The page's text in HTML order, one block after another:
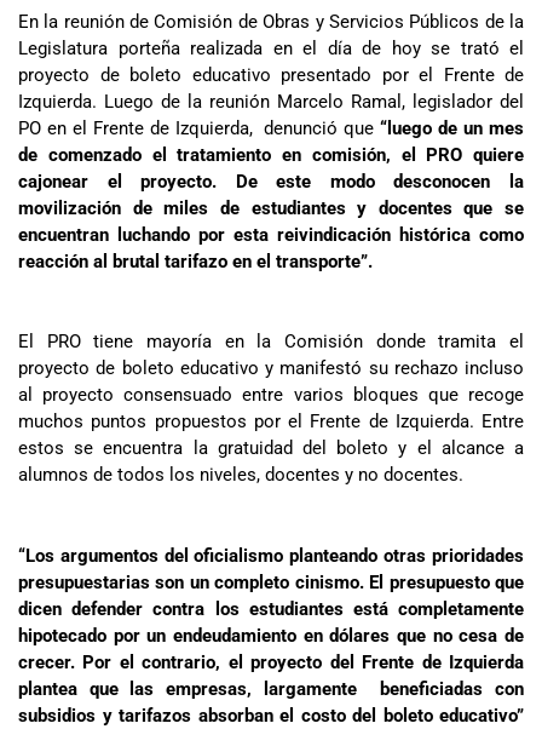
En la reunión de Comisión de Obras y Servicios Públicos de la
Legislatura porteña realizada en el día de hoy se trató el
proyecto de boleto educativo presentado por el Frente de
Izquierda. Luego de la reunión Marcelo Ramal, legislador del
PO en el Frente de Izquierda, denunció que“luego de un mes
de comenzado el tratamiento en comisión, el PRO quiere
cajonear el proyecto. De este modo desconocen la
movilización de miles de estudiantes y docentes que se
encuentran luchando por esta reivindicación histórica como
reacción al brutal tarifazo en el transporte”.
El PRO tiene mayoría en la Comisión donde tramita el
proyecto de boleto educativo y manifestó su rechazo incluso
al proyecto consensuado entre varios bloques que recoge
muchos puntos propuestos por el Frente de Izquierda. Entre
estos se encuentra la gratuidad del boleto y el alcance a
alumnos de todos los niveles, docentes y no docentes.
“Los argumentos del oficialismo planteando otras prioridades
presupuestarias son un completo cinismo. El presupuesto que
dicen defender contra los estudiantes está completamente
hipotecado por un endeudamiento en dólares que no cesa de
crecer. Por el contrario, el proyecto del Frente de Izquierda
plantea que las empresas, largamente beneficiadas con
subsidios y tarifazos absorban el costo del boleto educativo”